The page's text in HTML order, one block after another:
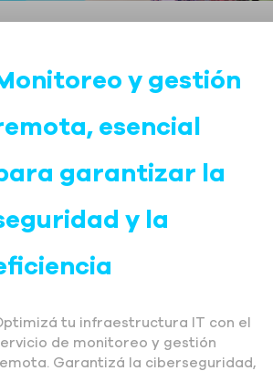
y gestión
esencial
garantizar la
y la
tu infraestructura IT con el
de monitoreo y gestión
Garantizá la ciberseguridad,